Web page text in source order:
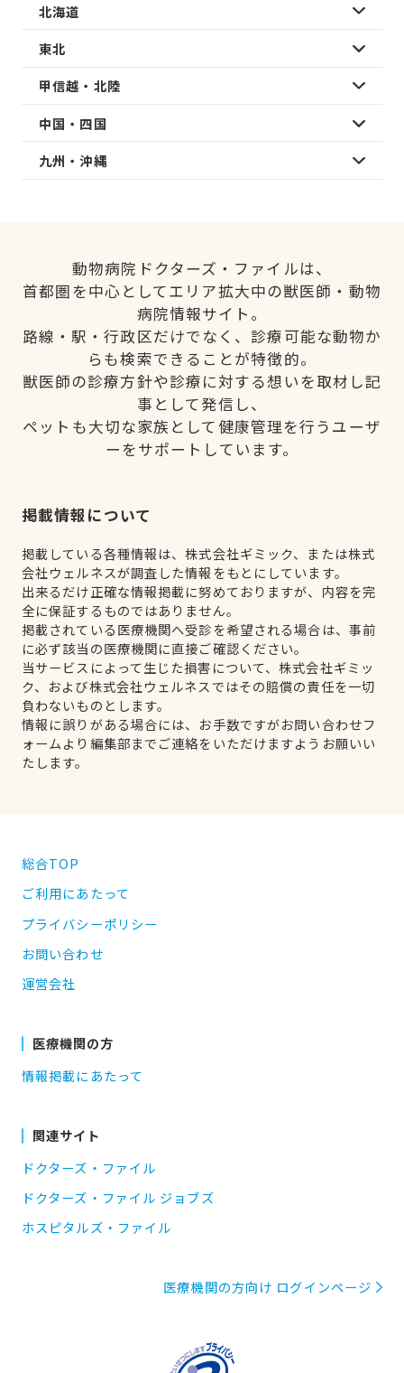
北海道
東北
甲信越・北陸
中国・四国
九州・沖縄
動物病院ドクターズ・ファイルは、
首都圏を中心としてエリア拡大中の獣医師・動物
病院情報サイト。
路線・駅・行政区だけでなく、診療可能な動物か
らも検索できることが特徴的。
獣医師の診療方針や診療に対する想いを取材し記
事として発信し、
ペットも大切な家族として健康管理を行うユーザ
ーをサポートしています。
掲載情報について
掲載している各種情報は、株式会社ギミック、または株式
会社ウェルネスが調査した情報をもとにしています。
出来るだけ正確な情報掲載に努めておりますが、内容を完
全に保証するものではありません。
掲載されている医療機関へ受診を希望される場合は、事前
に必ず該当の医療機関に直接ご確認ください。
当サービスによって生じた損害について、株式会社ギミッ
ク、および株式会社ウェルネスではその賠償の責任を一切
負わないものとします。
情報に誤りがある場合には、お手数ですがお問い合わせフ
ォームより編集部までご連絡をいただけますようお願いい
たします。
総合TOP
ご利用にあたって
プライバシーポリシー
お問い合わせ
運営会社
医療機関の方
情報掲載にあたって
関連サイト
ドクターズ・ファイル
ドクターズ・ファイル ジョブズ
ホスピタルズ・ファイル
医療機関の方向け ログインページ